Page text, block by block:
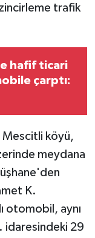
zincirleme trafik
hafif ticari
çarptı:
Mescitli köyü,
meydana
K.
otomobil, aynı
idaresindeki 29